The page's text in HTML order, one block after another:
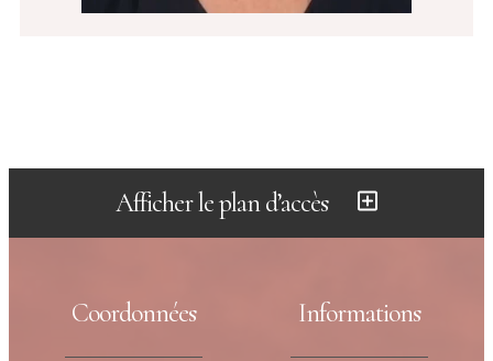
Afficher le plan d’accès
Coordonnées Informations